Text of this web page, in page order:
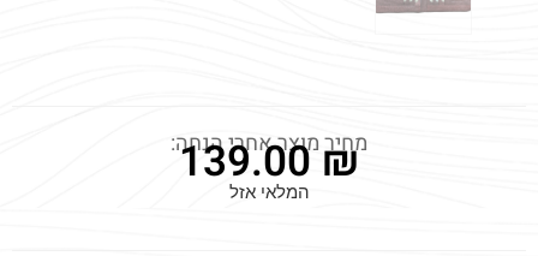
מחיר מוצר אחרי הנחה:
139.00₪ המלאי אזל